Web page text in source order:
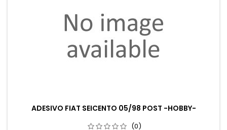
ADESIVO FIAT SEICENTO 05/98 POST -HOBBY-
(0)